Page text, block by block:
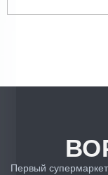
Первый